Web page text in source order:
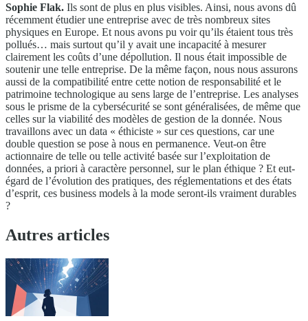
Sophie Flak. Ils sont de plus en plus visibles. Ainsi, nous avons dû
récemment étudier une entreprise avec de très nombreux sites
physiques en Europe. Et nous avons pu voir qu’ils étaient tous très
pollués… mais surtout qu’il y avait une incapacité à mesurer
clairement les coûts d’une dépollution. Il nous était impossible de
soutenir une telle entreprise. De la même façon, nous nous assurons
aussi de la compatibilité entre cette notion de responsabilité et le
patrimoine technologique au sens large de l’entreprise. Les analyses
sous le prisme de la cybersécurité se sont généralisées, de même que
celles sur la viabilité des modèles de gestion de la donnée. Nous
travaillons avec un data « éthiciste » sur ces questions, car une
double question se pose à nous en permanence. Veut-on être
actionnaire de telle ou telle activité basée sur l’exploitation de
données, a priori à caractère personnel, sur le plan éthique ? Et eut-
égard de l’évolution des pratiques, des réglementations et des états
d’esprit, ces business models à la mode seront-ils vraiment durables
?
Autres articles